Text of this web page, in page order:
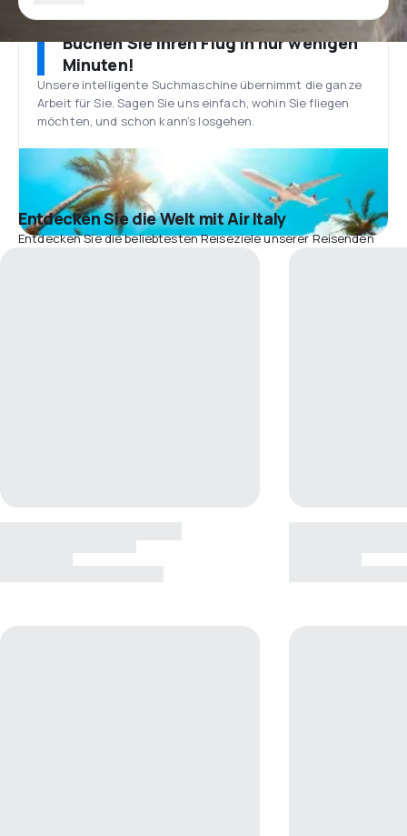
Buchen Sie Ihren Flug in nur wenigen
Minuten!
Unsere intelligente Suchmaschine übernimmt die ganze
Arbeit für Sie. Sagen Sie uns einfach, wohin Sie fliegen
möchten, und schon kann’s losgehen.
Entdecken Sie die Welt mit Air Italy
Entdecken Sie die beliebtesten Reiseziele unserer Reisenden